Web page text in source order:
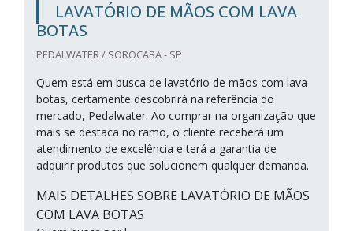
LAVATÓRIO DE MÃOS COM LAVA
BOTAS
PEDALWATER / SOROCABA - SP
Quem está em busca de lavatório de mãos com lava
botas, certamente descobrirá na referência do
mercado, Pedalwater. Ao comprar na organização que
mais se destaca no ramo, o cliente receberá um
atendimento de excelência e terá a garantia de
adquirir produtos que solucionem qualquer demanda.
MAIS DETALHES SOBRE LAVATÓRIO DE MÃOS
COM LAVA BOTAS